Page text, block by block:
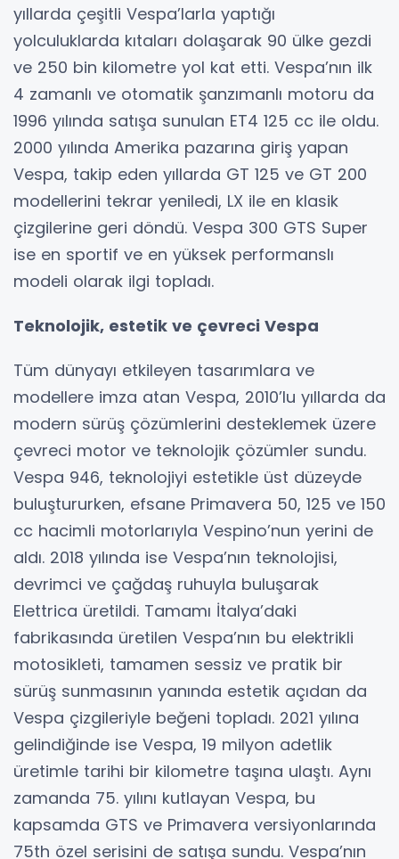
yıllarda çeşitli Vespa’larla yaptığı
yolculuklarda kıtaları dolaşarak 90 ülke gezdi
ve 250 bin kilometre yol kat etti. Vespa’nın ilk
4 zamanlı ve otomatik şanzımanlı motoru da
1996 yılında satışa sunulan ET4 125 cc ile oldu.
2000 yılında Amerika pazarına giriş yapan
Vespa, takip eden yıllarda GT 125 ve GT 200
modellerini tekrar yeniledi, LX ile en klasik
çizgilerine geri döndü. Vespa 300 GTS Super
ise en sportif ve en yüksek performanslı
modeli olarak ilgi topladı.
Teknolojik, estetik ve çevreci Vespa
Tüm dünyayı etkileyen tasarımlara ve
modellere imza atan Vespa, 2010’lu yıllarda da
modern sürüş çözümlerini desteklemek üzere
çevreci motor ve teknolojik çözümler sundu.
Vespa 946, teknolojiyi estetikle üst düzeyde
buluştururken, efsane Primavera 50, 125 ve 150
cc hacimli motorlarıyla Vespino’nun yerini de
aldı. 2018 yılında ise Vespa’nın teknolojisi,
devrimci ve çağdaş ruhuyla buluşarak
Elettrica üretildi. Tamamı İtalya’daki
fabrikasında üretilen Vespa’nın bu elektrikli
motosikleti, tamamen sessiz ve pratik bir
sürüş sunmasının yanında estetik açıdan da
Vespa çizgileriyle beğeni topladı. 2021 yılına
gelindiğinde ise Vespa, 19 milyon adetlik
üretimle tarihi bir kilometre taşına ulaştı. Aynı
zamanda 75. yılını kutlayan Vespa, bu
kapsamda GTS ve Primavera versiyonlarında
75th özel serisini de satışa sundu. Vespa’nın